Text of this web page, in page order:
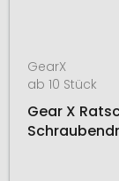
GearX
ab 10 Stück
Gear X